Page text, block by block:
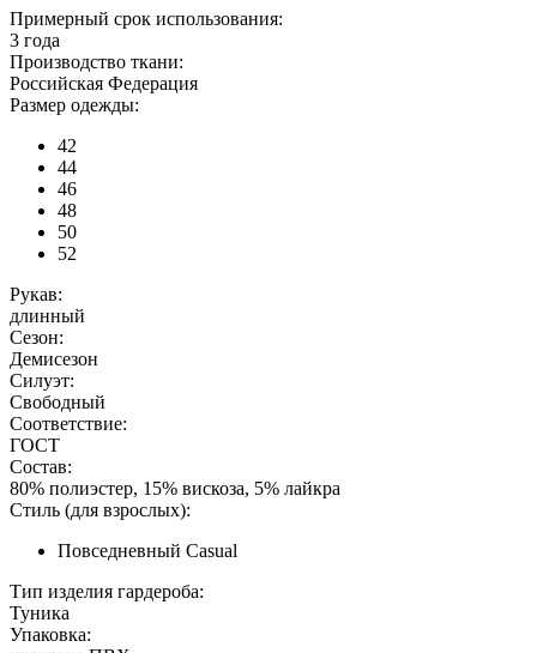
Примерный срок использования:
3 года
Производство ткани:
Российская Федерация
Размер одежды:
42
44
46
48
50
52
Рукав:
длинный
Сезон:
Демисезон
Силуэт:
Свободный
Соответствие:
ГОСТ
Состав:
80% полиэстер, 15% вискоза, 5% лайкра
Стиль (для взрослых):
Повседневный Casual
Тип изделия гардероба:
Туника
Упаковка: